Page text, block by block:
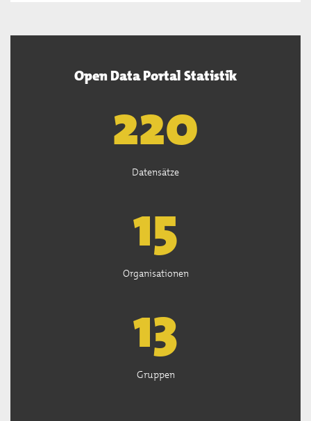
Open Data Portal Statistik
222
Datensätze
15
Organisationen
13
Gruppen